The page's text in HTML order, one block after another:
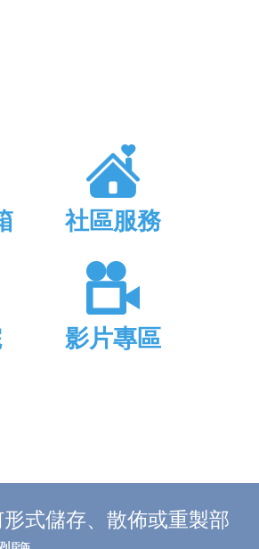
社區服務
影片專區
式儲存、散佈或重製部